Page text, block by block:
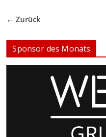
← Zurück
Sponsor des Monats